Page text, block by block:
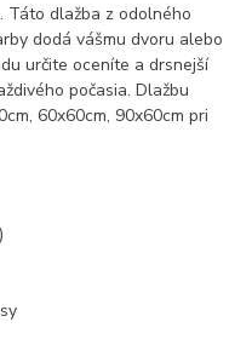
Táto dlažba z odolného
dodá vášmu dvoru alebo
určite oceníte a drsnejší
počasia. Dlažbu
60x60cm, 90x60cm pri